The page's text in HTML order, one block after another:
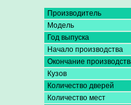
Производитель
Модель
Год выпуска
Начало производства
Окончание
Кузов
Количество дверей
Количество мест